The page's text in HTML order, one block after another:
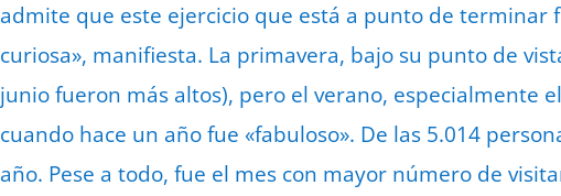
admite que este ejercicio que está a punto de terminar
curiosa», manifiesta. La primavera, bajo su punto de
junio fueron más altos), pero el verano, especialmente
cuando hace un año fue «fabuloso». De las 5.014
año. Pese a todo, fue el mes con mayor número de